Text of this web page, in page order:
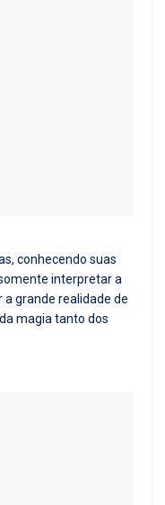
conhecendo suas
interpretar a
grande realidade de
magia tanto dos